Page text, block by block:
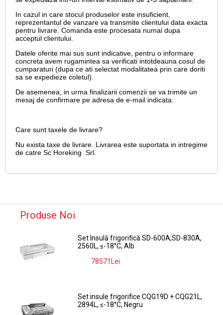
In cazul in care stocul produselor este insuficient,
reprezentantul de vanzare va transmite clientului data exacta
pentru livrare. Comanda este procesata numai dupa
acceptul clientului.
Datele oferite mai sus sunt indicative, pentru o informare
concreta avem rugamintea sa verificati intotdeauna cosul de
cumparaturi (dupa ce ati selectat modalitatea prin care doriti
sa se expedieze coletul).
De asemenea, in urma finalizarii comenzii se va trimite un
mesaj de confirmare pe adresa de e-mail indicata.
Care sunt taxele de livrare?
Nu exista taxe de livrare. Livrarea este suportata in intregime
de catre Sc Horeking Srl.
Produse Noi
Set Insulă frigorifică SD-600A,SD-830A,
2560L, ≤-18°C, Alb
78571Lei
Set insule frigorifice CQG19D + CQG21L,
2894L, ≤-18°C, Negru